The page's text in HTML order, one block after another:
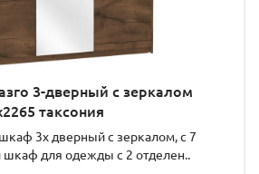
3-дверный с зеркалом
таксония
3х дверный с зеркалом, с 7
для одежды с 2 отделен..